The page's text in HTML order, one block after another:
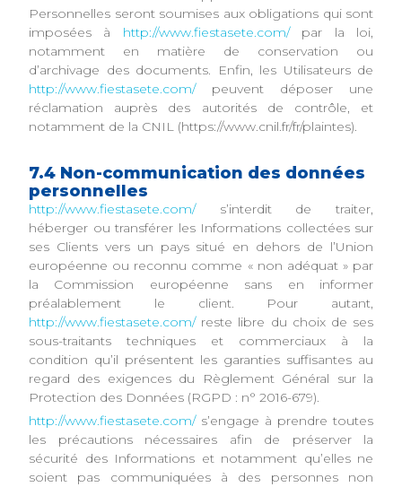
Personnelles seront soumises aux obligations qui sont
imposées à http://www.fiestasete.com/par la loi,
notamment en matière de conservation ou
d’archivage des documents. Enfin, les Utilisateurs de
http://www.fiestasete.com/peuvent déposer une
réclamation auprès des autorités de contrôle, et
notamment de la CNIL (https://www.cnil.fr/fr/plaintes).
7.4 Non-communication des données
personnelles
http://www.fiestasete.com/s’interdit de traiter,
héberger ou transférer les Informations collectées sur
ses Clients vers un pays situé en dehors de l’Union
européenne ou reconnu comme « non adéquat » par
la Commission européenne sans en informer
préalablement le client. Pour autant,
http://www.fiestasete.com/reste libre du choix de ses
sous-traitants techniques et commerciaux à la
condition qu’il présentent les garanties suffisantes au
regard des exigences du Règlement Général sur la
Protection des Données (RGPD : n° 2016-679).
http://www.fiestasete.com/s’engage à prendre toutes
les précautions nécessaires afin de préserver la
sécurité des Informations et notamment qu’elles ne
soient pas communiquées à des personnes non